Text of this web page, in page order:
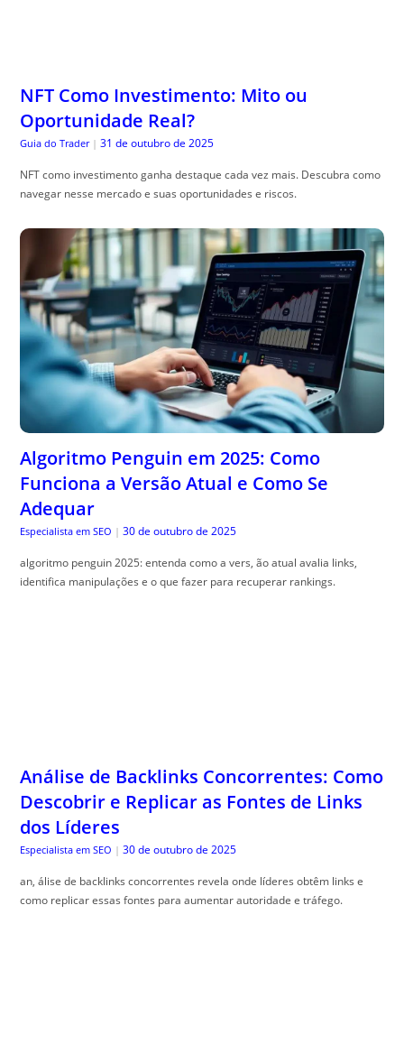
NFT Como Investimento: Mito ou
Oportunidade Real?
Guia do Trader | 31 de outubro de 2025
NFT como investimento ganha destaque cada vez mais. Descubra como
navegar nesse mercado e suas oportunidades e riscos.
Algoritmo Penguin em 2025: Como
Funciona a Versão Atual e Como Se
Adequar
Especialista em SEO | 30 de outubro de 2025
algoritmo penguin 2025: entenda como a vers, ão atual avalia links,
identifica manipulações e o que fazer para recuperar rankings.
Análise de Backlinks Concorrentes: Como
Descobrir e Replicar as Fontes de Links
dos Líderes
Especialista em SEO | 30 de outubro de 2025
an, álise de backlinks concorrentes revela onde líderes obtêm links e
como replicar essas fontes para aumentar autoridade e tráfego.